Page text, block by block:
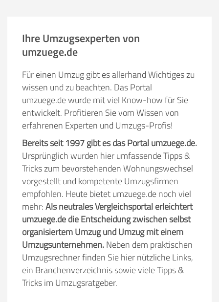
Ihre Umzugsexperten von
umzuege.de
Für einen Umzug gibt es allerhand Wichtiges zu
wissen und zu beachten. Das Portal
umzuege.de wurde mit viel Know-how für Sie
entwickelt. Profitieren Sie vom Wissen von
erfahrenen Experten und Umzugs-Profis!
Bereits seit 1997 gibt es das Portal umzuege.de.
Ursprünglich wurden hier umfassende Tipps &
Tricks zum bevorstehenden Wohnungswechsel
vorgestellt und kompetente Umzugsfirmen
empfohlen. Heute bietet umzuege.de noch viel
mehr:Als neutrales Vergleichsportal erleichtert
umzuege.de die Entscheidung zwischen selbst
organisiertem Umzug und Umzug mit einem
Umzugsunternehmen.Neben dem praktischen
Umzugsrechner finden Sie hier nützliche Links,
ein Branchenverzeichnis sowie viele Tipps &
Tricks im Umzugsratgeber.